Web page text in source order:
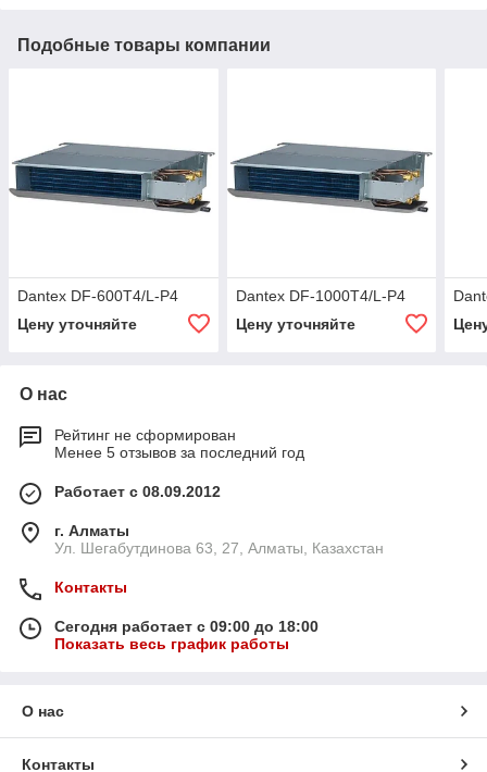
Подобные товары компании
Dantex DF-600T4/L-P4
Цену уточняйте
Dantex DF-1000T4/L-P4
Цену уточняйте
О нас
Рейтинг не сформирован
Менее 5 отзывов за последний год
Работает с 08.09.2012
г. Алматы
Ул. Шегабутдинова 63, 27, Алматы, Казахстан
Контакты
Сегодня работает с 09:00 до 18:00
Показать весь график работы
О нас
Контакты